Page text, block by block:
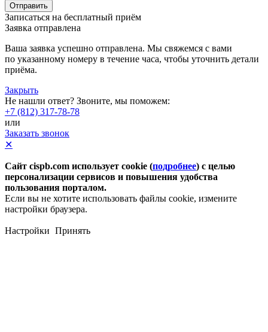
Отправить
Записаться на бесплатный приём
Заявка отправлена
Ваша заявка успешно отправлена. Мы свяжемся с вами
по указанному номеру в течение часа, чтобы уточнить детали
приёма.
Закрыть
Не нашли ответ? Звоните, мы поможем:
+7 (812) 317-78-78
или
Заказать звонок
✕
Сайт cispb.com использует cookie (подробнее) с целью
персонализации сервисов и повышения удобства
пользования порталом.
Если вы не хотите использовать файлы cookie, измените
настройки браузера.
Настройки Принять